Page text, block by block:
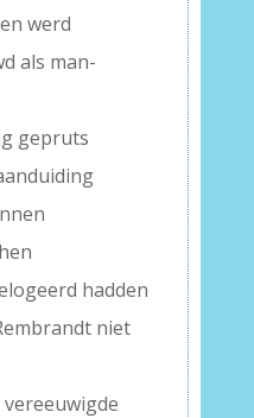
werd
als man-
gepruts
hadden
niet